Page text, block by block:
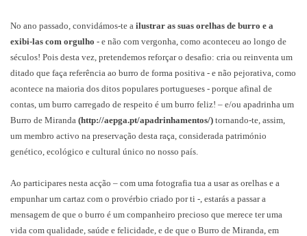
No ano passado, convidámos-te a ilustrar as suas orelhas de burro e a
exibi-las com orgulho - e não com vergonha, como aconteceu ao longo de
séculos! Pois desta vez, pretendemos reforçar o desafio: cria ou reinventa um
ditado que faça referência ao burro de forma positiva - e não pejorativa, como
acontece na maioria dos ditos populares portugueses - porque afinal de
contas, um burro carregado de respeito é um burro feliz! – e/ou apadrinha um
Burro de Miranda (http://aepga.pt/apadrinhamentos/) tornando-te, assim,
um membro activo na preservação desta raça, considerada património
genético, ecológico e cultural único no nosso país.
Ao participares nesta acção – com uma fotografia tua a usar as orelhas e a
empunhar um cartaz com o provérbio criado por ti -, estarás a passar a
mensagem de que o burro é um companheiro precioso que merece ter uma
vida com qualidade, saúde e felicidade, e de que o Burro de Miranda, em